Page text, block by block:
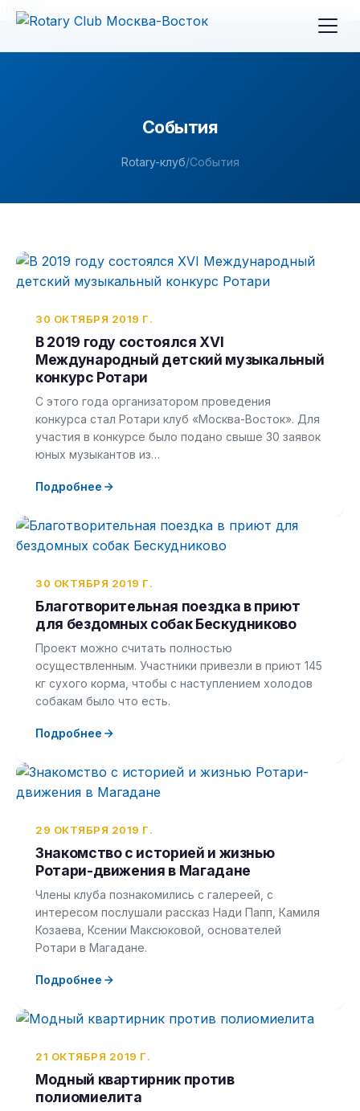
\n\n
События
Rotary-клуб/События
30 ОКТЯБРЯ 2019 Г.
В 2019 году состоялся XVI
Международный детский музыкальный
конкурс Ротари
С этого года организатором проведения
конкурса стал Ротари клуб «Москва-Восток». Для
участия в конкурсе было подано свыше 30 заявок
юных музыкантов из…
Подробнее
30 ОКТЯБРЯ 2019 Г.
Благотворительная поездка в приют
для бездомных собак Бескудниково
Проект можно считать полностью
осуществленным. Участники привезли в приют 145
кг сухого корма, чтобы с наступлением холодов
собакам было что есть.
Подробнее
29 ОКТЯБРЯ 2019 Г.
Знакомство с историей и жизнью
Ротари-движения в Магадане
Члены клуба познакомились с галереей, с
интересом послушали рассказ Нади Папп, Камиля
Козаева, Ксении Максюковой, основателей
Ротари в Магадане.
Подробнее
21 ОКТЯБРЯ 2019 Г.
Модный квартирник против
полиомиелита